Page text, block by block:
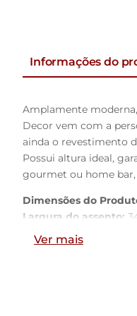
Informações do
Amplamente
Decor vem com a
ainda o revestimento
Possui altura ideal,
gourmet ou home bar,
Dimensões do
Largura do assento:
Características:
Ver mais